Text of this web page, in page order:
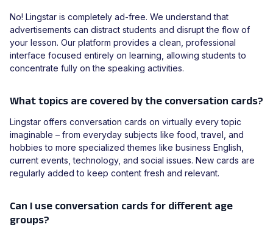
No! Lingstar is completely ad-free. We understand that
advertisements can distract students and disrupt the flow of
your lesson. Our platform provides a clean, professional
interface focused entirely on learning, allowing students to
concentrate fully on the speaking activities.
What topics are covered by the conversation cards?
Lingstar offers conversation cards on virtually every topic
imaginable – from everyday subjects like food, travel, and
hobbies to more specialized themes like business English,
current events, technology, and social issues. New cards are
regularly added to keep content fresh and relevant.
Can I use conversation cards for different age
groups?